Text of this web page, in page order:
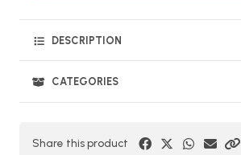
DESCRIPTION
CATEGORIES
Share this product